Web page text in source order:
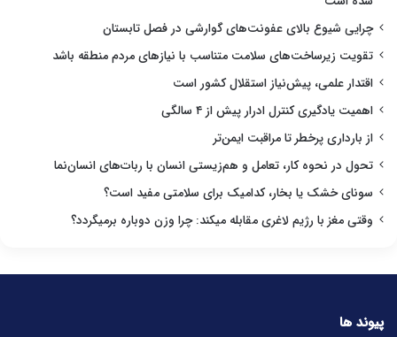
چرایی شیوع بالای عفونت‌های گوارشی در فصل تابستان
تقویت زیرساخت‌های سلامت متناسب با نیازهای مردم منطقه باشد
اقتدار علمی، پیش‌نیاز استقلال کشور است
اهمیت یادگیری کنترل ادرار پیش از ۴ سالگی
از بارداری پرخطر تا مراقبت ایمن‌تر
تحول در نحوه کار، تعامل و هم‌زیستی انسان با ربات‌های انسان‌نما
سونای خشک یا بخار، کدامیک برای سلامتی مفید است؟
وقتی مغز با رژیم لاغری مقابله میکند: چرا وزن دوباره برمیگردد؟
پیوند ها